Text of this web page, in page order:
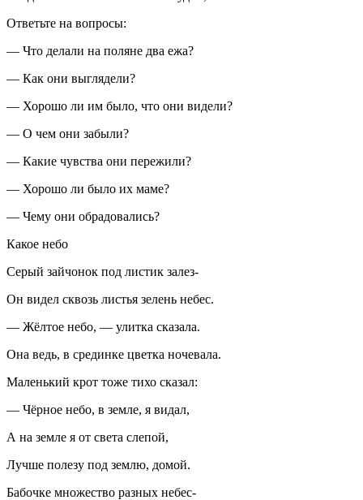
Ответьте на вопросы:
— Что делали на поляне два ежа?
— Как они выглядели?
— Хорошо ли им было, что они видели?
— О чем они забыли?
— Какие чувства они пережили?
— Хорошо ли было их маме?
— Чему они обрадовались?
Какое небо
Серый зайчонок под листик залез-
Он видел сквозь листья зелень небес.
— Жёлтое небо, — улитка сказала.
Она ведь, в срединке цветка ночевала.
Маленький крот тоже тихо сказал:
— Чёрное небо, в земле, я видал,
А на земле я от света слепой,
Лучше полезу под землю, домой.
Бабочке множество разных небес-